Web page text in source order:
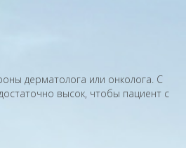
дерматолога или онколога. С
высок, чтобы пациент с